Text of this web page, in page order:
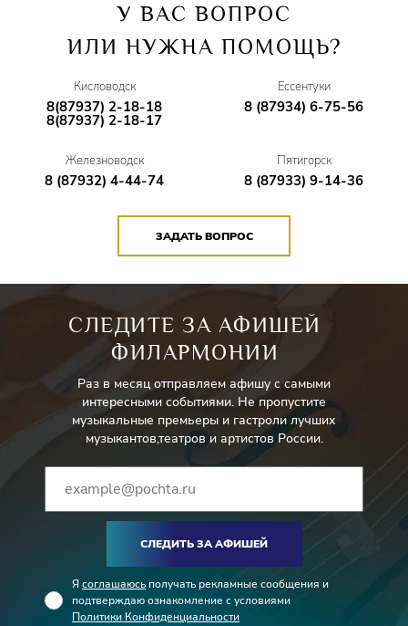
У ВАС ВОПРОС
ИЛИ НУЖНА ПОМОЩЬ?
Кисловодск
8(87937) 2-18-18
8(87937) 2-18-17
Ессентуки
8 (87934) 6-75-56
Железноводск
8 (87932) 4-44-74
Пятигорск
8 (87933) 9-14-36
ЗАДАТЬ ВОПРОС
СЛЕДИТЕ ЗА АФИШЕЙ
ФИЛАРМОНИИ
Раз в месяц отправляем афишу с самыми
интересными событиями. Не пропустите
музыкальные премьеры и гастроли лучших
музыкантов,театров и артистов России.
СЛЕДИТЬ ЗА АФИШЕЙ
Я соглашаюсь получать рекламные сообщения и
подтверждаю ознакомление с условиями
Политики Конфиденциальности